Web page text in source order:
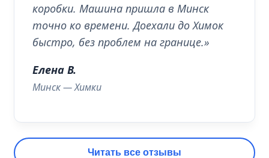
коробки. Машина пришла в Минск
точно ко времени. Доехали до Химок
быстро, без проблем на границе.»
Елена В.
Минск — Химки
Читать все отзывы